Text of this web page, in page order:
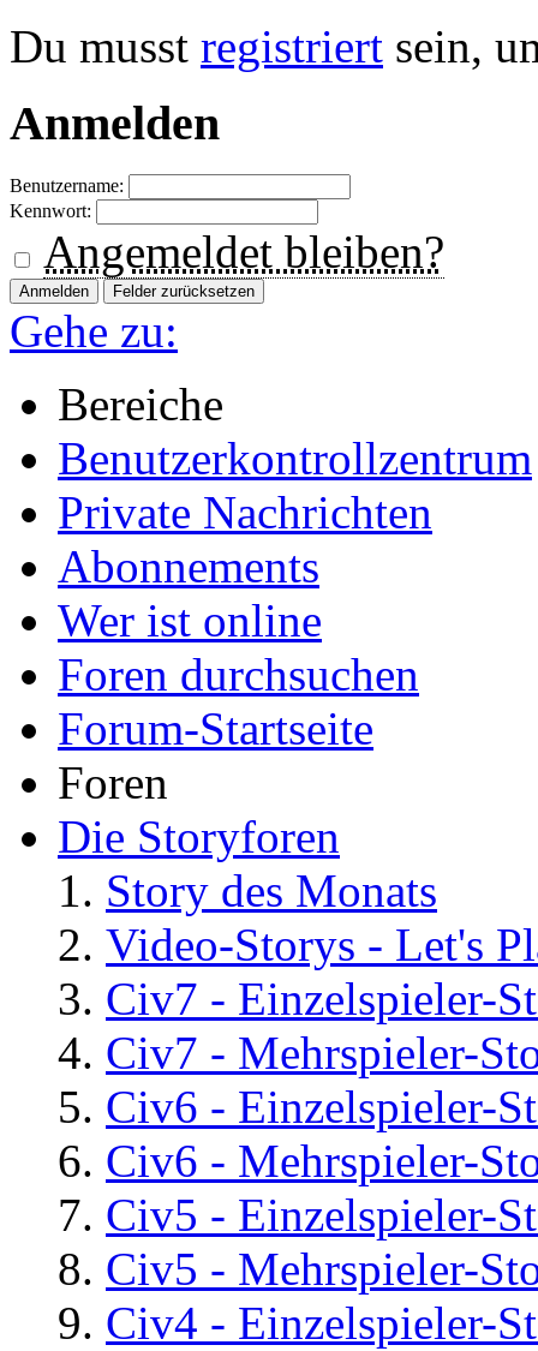
Du musst registriert sein,
Anmelden
Benutzername:
Kennwort:
Angemeldet bleiben?
Gehe zu:
Bereiche
Benutzerkontrollzentrum
Private Nachrichten
Abonnements
Wer ist online
Foren durchsuchen
Forum-Startseite
Foren
Die Storyforen
Story des Monats
Video-Storys - Let's
Civ7 - Einzelspieler-
Civ7 - Mehrspieler-
Civ6 - Einzelspieler-
Civ6 - Mehrspieler-
Civ5 - Einzelspieler-
Civ5 - Mehrspieler-
Civ4 - Einzelspieler-